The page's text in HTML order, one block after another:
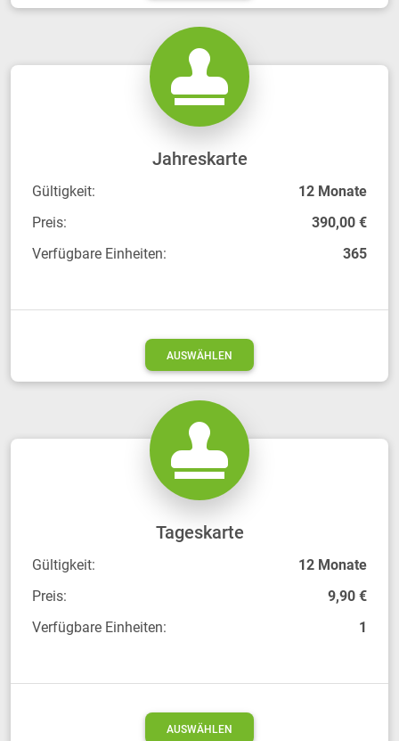
Jahreskarte
Gültigkeit:
12 Monate
Preis:
390,00 €
Verfügbare Einheiten:
365
AUSWÄHLEN
Tageskarte
Gültigkeit:
12 Monate
Preis:
9,90 €
Verfügbare Einheiten:
1
AUSWÄHLEN